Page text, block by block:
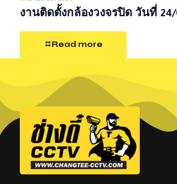
งานติดตั้งกล้องวงจรปิด วันที่ 24/
Read more